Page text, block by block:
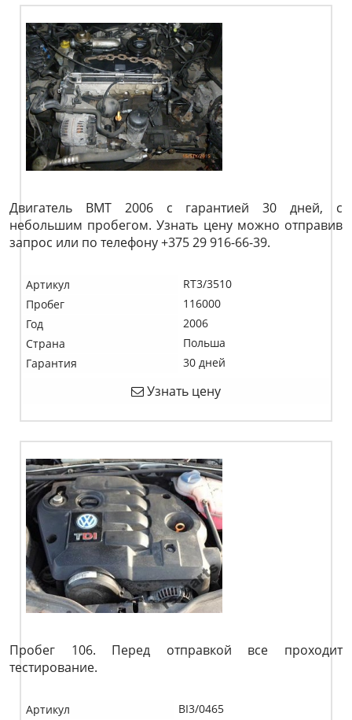
Двигатель BMT 2006 с гарантией 30 дней, с
небольшим пробегом. Узнать цену можно отправив
запрос или по телефону +375 29 916-66-39.
Артикул
RT3/3510
Пробег
116000
Год
2006
Страна
Польша
Гарантия
30 дней
Узнать цену
Пробег 106. Перед отправкой все проходит
тестирование.
Артикул
BI3/0465